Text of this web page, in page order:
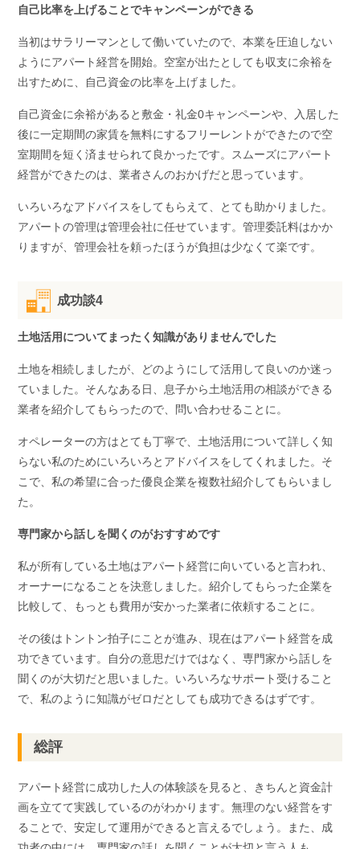
自己比率を上げることでキャンペーンができる
当初はサラリーマンとして働いていたので、本業を圧迫しない
ようにアパート経営を開始。空室が出たとしても収支に余裕を
出すために、自己資金の比率を上げました。
自己資金に余裕があると敷金・礼金0キャンペーンや、入居した
後に一定期間の家賃を無料にするフリーレントができたので空
室期間を短く済ませられて良かったです。スムーズにアパート
経営ができたのは、業者さんのおかげだと思っています。
いろいろなアドバイスをしてもらえて、とても助かりました。
アパートの管理は管理会社に任せています。管理委託料はかか
りますが、管理会社を頼ったほうが負担は少なくて楽です。
成功談4
土地活用についてまったく知識がありませんでした
土地を相続しましたが、どのようにして活用して良いのか迷っ
ていました。そんなある日、息子から土地活用の相談ができる
業者を紹介してもらったので、問い合わせることに。
オペレーターの方はとても丁寧で、土地活用について詳しく知
らない私のためにいろいろとアドバイスをしてくれました。そ
こで、私の希望に合った優良企業を複数社紹介してもらいまし
た。
専門家から話しを聞くのがおすすめです
私が所有している土地はアパート経営に向いていると言われ、
オーナーになることを決意しました。紹介してもらった企業を
比較して、もっとも費用が安かった業者に依頼することに。
その後はトントン拍子にことが進み、現在はアパート経営を成
功できています。自分の意思だけではなく、専門家から話しを
聞くのが大切だと思いました。いろいろなサポート受けること
で、私のように知識がゼロだとしても成功できるはずです。
総評
アパート経営に成功した人の体験談を見ると、きちんと資金計
画を立てて実践しているのがわかります。無理のない経営をす
ることで、安定して運用ができると言えるでしょう。また、成